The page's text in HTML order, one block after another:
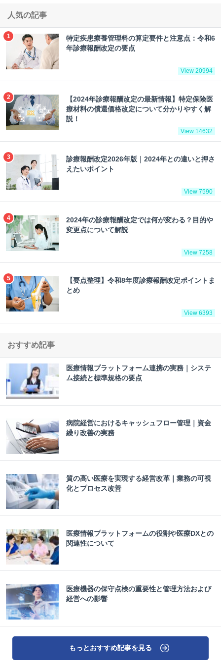
人気の記事
特定疾患療養管理料の算定要件と注意点：令和6
年診療報酬改定の要点
View 20994
【2024年診療報酬改定の最新情報】特定保険医
療材料の償還価格改定について分かりやすく解
説！
View 14632
診療報酬改定2026年版｜2024年との違いと押さ
えたいポイント
View 7590
2024年の診療報酬改定では何が変わる？目的や
変更点について解説
View 7258
【要点整理】令和8年度診療報酬改定ポイントま
とめ
View 6393
おすすめ記事
医療情報プラットフォーム連携の実務｜システ
ム接続と標準規格の要点
病院経営におけるキャッシュフロー管理｜資金
繰り改善の実務
質の高い医療を実現する経営改革｜業務の可視
化とプロセス改善
医療情報プラットフォームの役割や医療DXとの
関連性について
医療機器の保守点検の重要性と管理方法および
経営への影響
もっとおすすめ記事を見る